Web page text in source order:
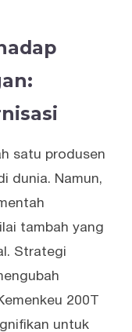
satu produsen
dunia. Namun,
tambah yang
Strategi
200T
untuk